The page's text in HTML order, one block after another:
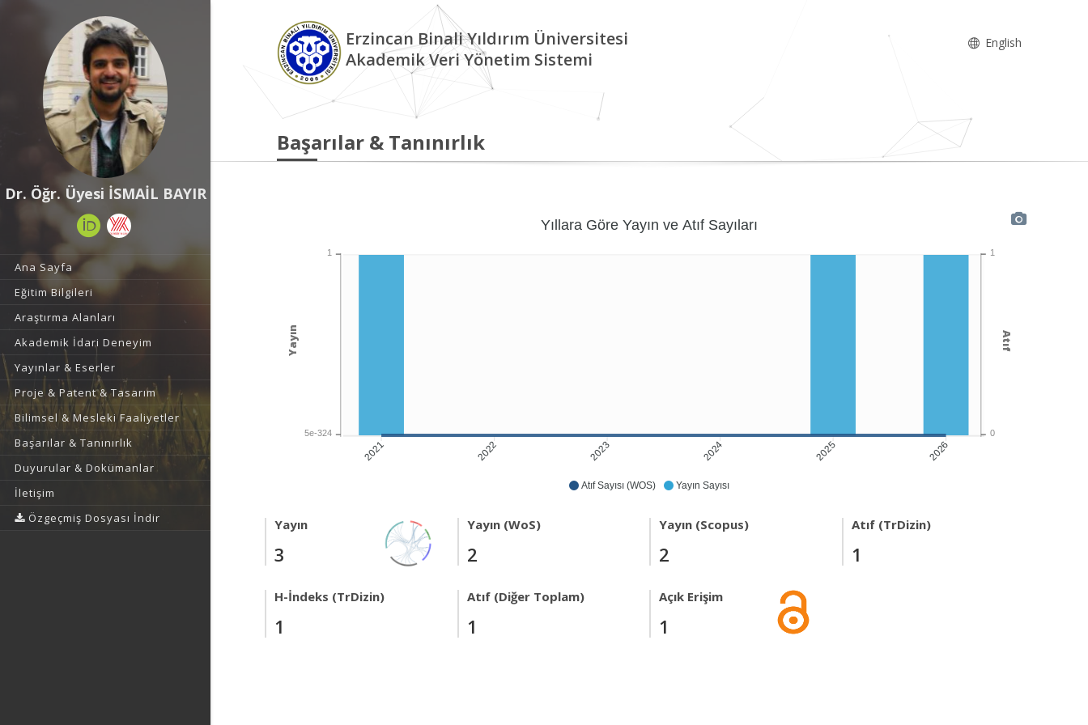
Dr. Öğr. Üyesi İSMAİL BAYIR
Ana Sayfa
Eğitim Bilgileri
Araştırma Alanları
Akademik İdari Deneyim
Yayınlar & Eserler
Proje & Patent & Tasarım
Bilimsel & Mesleki Faaliyetler
Başarılar & Tanınırlık
Duyurular & Dokümanlar
İletişim
Özgeçmiş Dosyası İndir
Erzincan Binali Yıldırım Üniversitesi
Akademik Veri Yönetim Sistemi
English
Başarılar & Tanınırlık
Atıf Sayısı (WOS) Yayın Sayısı
2021 2022 2023 2024 2025 2026
Yıllara Göre Yayın ve Atıf Sayıları
1
0
Atıf
1
5e-324
Yayın
Yayın
3
Yayın (WoS)
2
Yayın (Scopus)
2
Atıf (TrDizin)
1
H-İndeks (TrDizin)
1
Atıf (Diğer Toplam)
1
Açık Erişim
1